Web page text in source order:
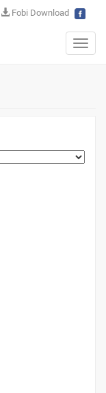
Fobi Download